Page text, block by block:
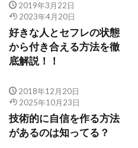
2019年3月22日
2023年4月20日
好きな人とセフレの状態
から付き合える方法を徹
底解説！！
2018年12月20日
2025年10月23日
技術的に自信を作る方法
があるのは知ってる？